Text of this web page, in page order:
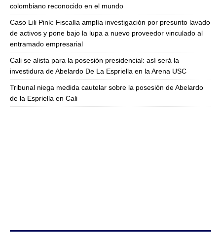
colombiano reconocido en el mundo
Caso Lili Pink: Fiscalía amplía investigación por presunto lavado
de activos y pone bajo la lupa a nuevo proveedor vinculado al
entramado empresarial
Cali se alista para la posesión presidencial: así será la
investidura de Abelardo De La Espriella en la Arena USC
Tribunal niega medida cautelar sobre la posesión de Abelardo
de la Espriella en Cali